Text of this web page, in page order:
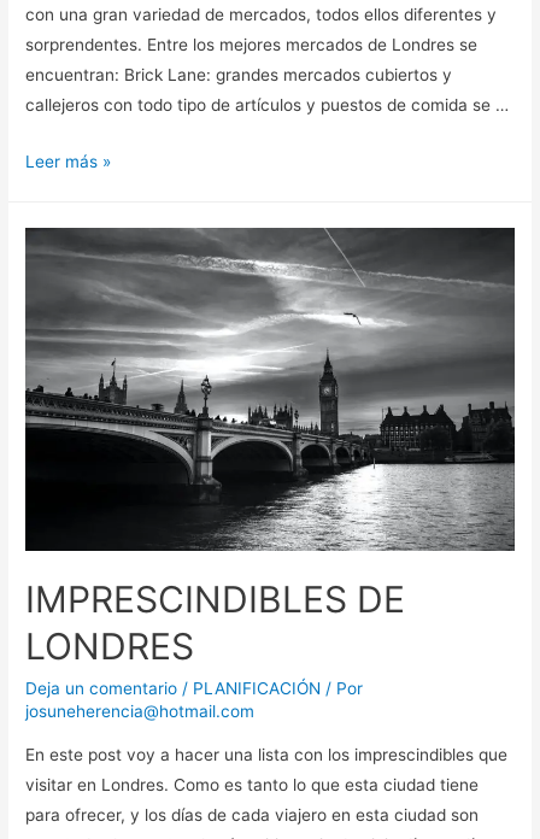
con una gran variedad de mercados, todos ellos diferentes y
sorprendentes. Entre los mejores mercados de Londres se
encuentran: Brick Lane: grandes mercados cubiertos y
callejeros con todo tipo de artículos y puestos de comida se …
PLANES
LONDRES
Leer más »
IMPRESCINDIBLES DE
LONDRES
Deja un comentario / PLANIFICACIÓN / Por
josuneherencia@hotmail.com
En este post voy a hacer una lista con los imprescindibles que
visitar en Londres. Como es tanto lo que esta ciudad tiene
para ofrecer, y los días de cada viajero en esta ciudad son